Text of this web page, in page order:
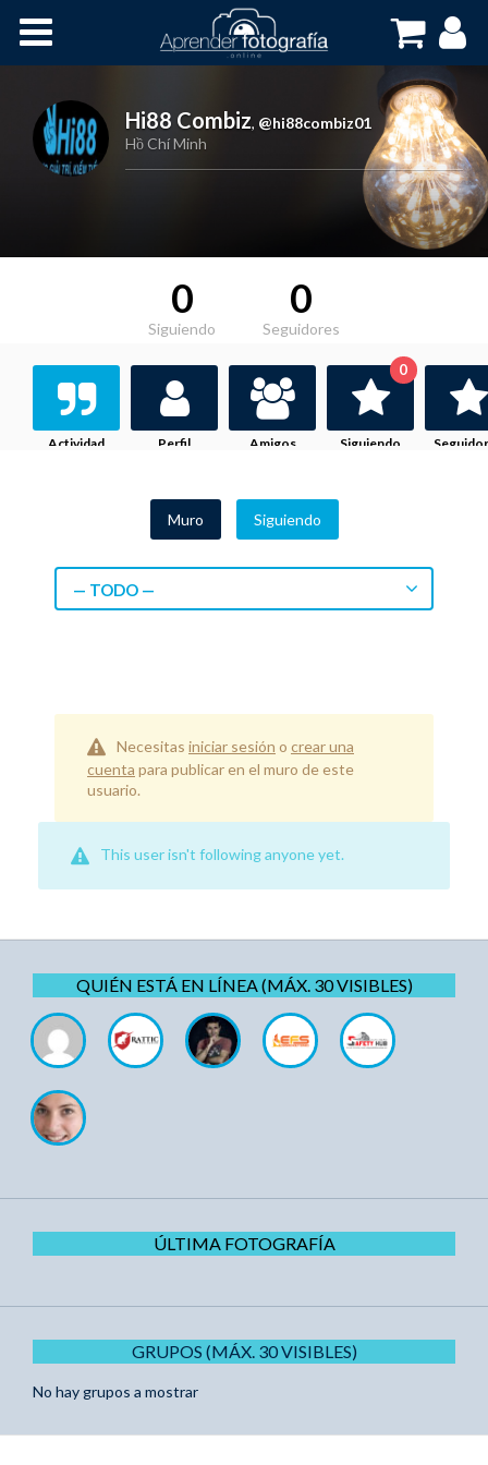
Cursos OnLine
Hi88 Combiz, @hi88combiz01
Hồ Chí Minh
0
Siguiendo
0
Seguidores
Actividad Perfil Amigos Siguiendo
0
Muro Siguiendo
— TODO —
Necesitas iniciar sesión o crear una
cuenta para publicar en el muro de este
usuario.
This user isn't following anyone yet.
QUIÉN ESTÁ EN LÍNEA (MÁX. 30 VISIBLES)
ÚLTIMA FOTOGRAFÍA
GRUPOS (MÁX. 30 VISIBLES)
No hay grupos a mostrar